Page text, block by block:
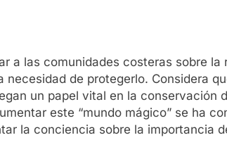
a las comunidades costeras sobre la
de protegerlo. Considera
un papel vital en la conservación
este “mundo mágico” se ha
la conciencia sobre la importancia